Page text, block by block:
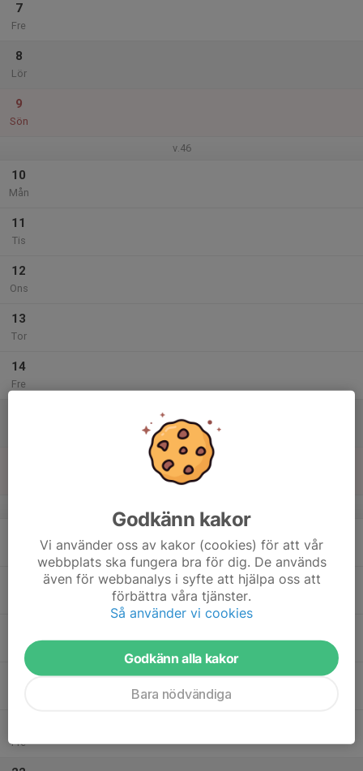
7
Fre
8
Lör
9
Sön
v.46
10
Mån
11
Tis
12
Ons
13
Tor
14
Fre
Ons
Fre
Godkänn kakor
Vi använder oss av kakor (cookies) för att vår
webbplats ska fungera bra för dig. De används
även för webbanalys i syfte att hjälpa oss att
förbättra våra tjänster.
Så använder vi cookies
Godkänn alla kakor
Bara nödvändiga